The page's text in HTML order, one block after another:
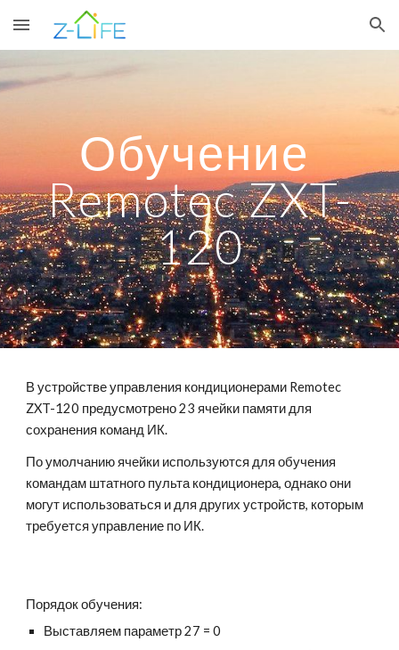
Skip to main content Skip to navigation
Обучение
Remotec ZXT-
120
В устройстве управления кондиционерами Remotec
ZXT-120 предусмотрено 23 ячейки памяти для
сохранения команд ИК.
По умолчанию ячейки используются для обучения
командам штатного пульта кондиционера, однако они
могут использоваться и для других устройств, которым
требуется управление по ИК.
Порядок обучения:
Выставляем параметр 27 = 0